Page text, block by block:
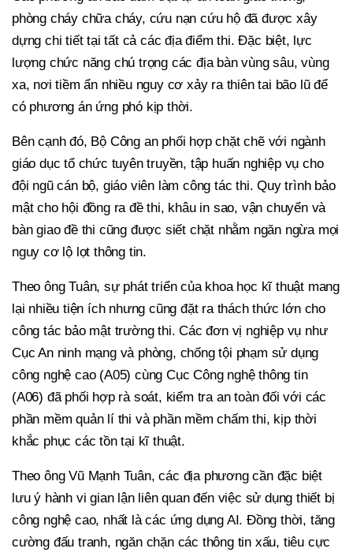
phòng cháy chữa cháy, cứu nạn cứu hộ đã được xây
dựng chi tiết tại tất cả các địa điểm thi. Đặc biệt, lực
lượng chức năng chú trọng các địa bàn vùng sâu, vùng
xa, nơi tiềm ẩn nhiều nguy cơ xảy ra thiên tai bão lũ để
có phương án ứng phó kịp thời.
Bên cạnh đó, Bộ Công an phối hợp chặt chẽ với ngành
giáo dục tổ chức tuyên truyền, tập huấn nghiệp vụ cho
đội ngũ cán bộ, giáo viên làm công tác thi. Quy trình bảo
mật cho hội đồng ra đề thi, khâu in sao, vận chuyển và
bàn giao đề thi cũng được siết chặt nhằm ngăn ngừa mọi
nguy cơ lộ lọt thông tin.
Theo ông Tuân, sự phát triển của khoa học kĩ thuật mang
lại nhiều tiện ích nhưng cũng đặt ra thách thức lớn cho
công tác bảo mật trường thi. Các đơn vị nghiệp vụ như
Cục An ninh mạng và phòng, chống tội phạm sử dụng
công nghệ cao (A05) cùng Cục Công nghệ thông tin
(A06) đã phối hợp rà soát, kiểm tra an toàn đối với các
phần mềm quản lí thi và phần mềm chấm thi, kịp thời
khắc phục các tồn tại kĩ thuật.
Theo ông Vũ Mạnh Tuân, các địa phương cần đặc biệt
lưu ý hành vi gian lận liên quan đến việc sử dụng thiết bị
công nghệ cao, nhất là các ứng dụng AI. Đồng thời, tăng
cường đấu tranh, ngăn chặn các thông tin xấu, tiêu cực